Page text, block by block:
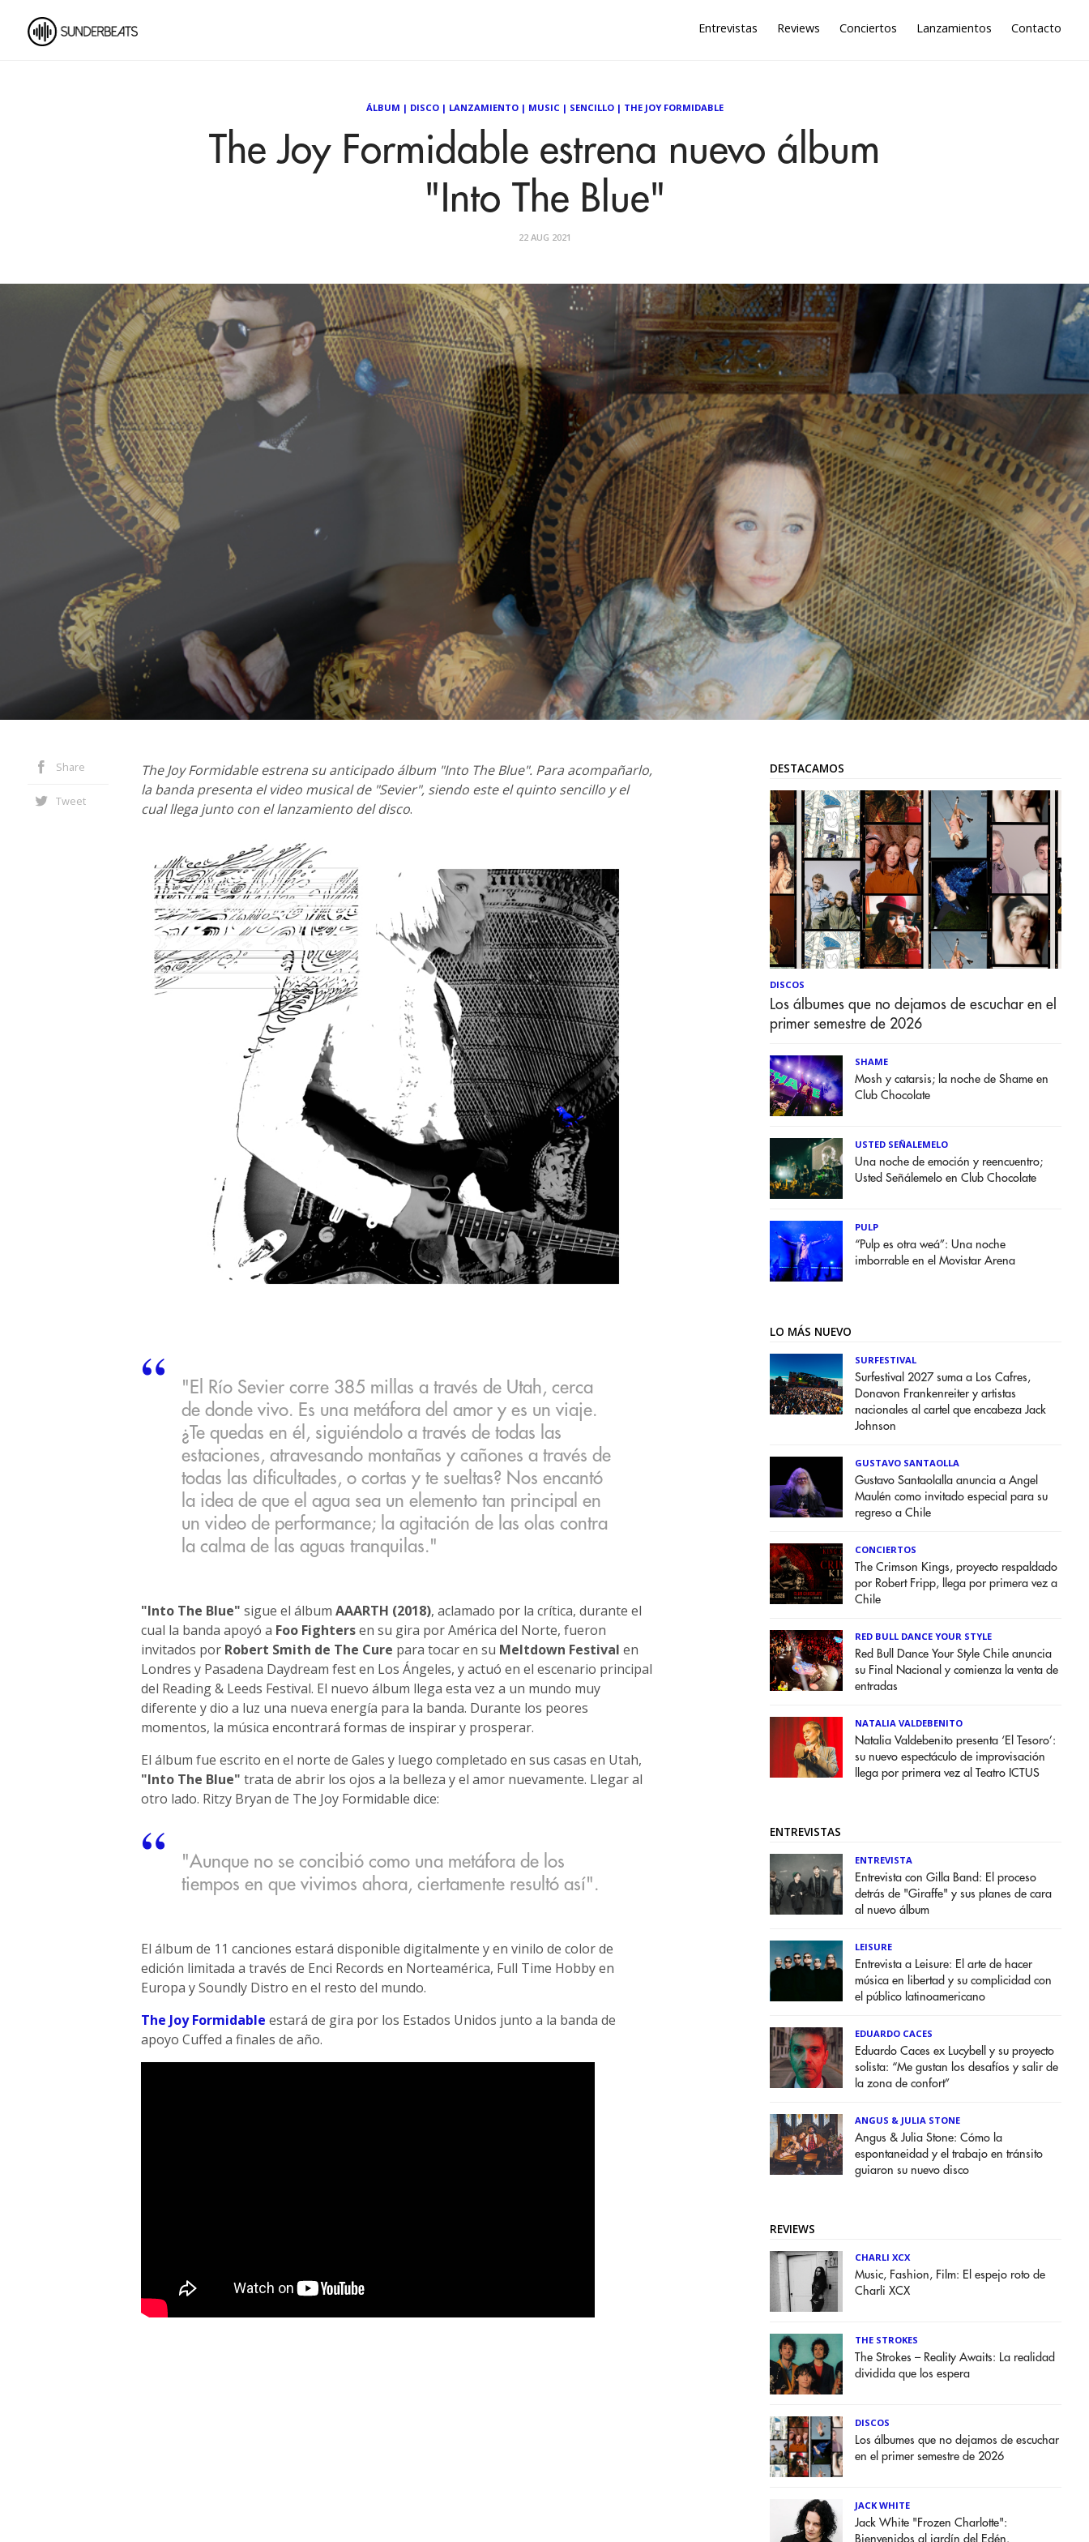
Entrevistas Reviews Conciertos Lanzamientos Contacto
ÁLBUM | DISCO| LANZAMIENTO| MUSIC| SENCILLO| THE JOY FORMIDABLE
The Joy Formidable estrena nuevo álbum
"Into The Blue"
22 AUG 2021
Share
Tweet
The Joy Formidable estrena su anticipado álbum "Into The Blue". Para acompañarlo,
la banda presenta el video musical de "Sevier", siendo este el quinto sencillo y el
cual llega junto con el lanzamiento del disco.
"El Río Sevier corre 385 millas a través de Utah, cerca
de donde vivo. Es una metáfora del amor y es un viaje.
¿Te quedas en él, siguiéndolo a través de todas las
estaciones, atravesando montañas y cañones a través de
todas las dificultades, o cortas y te sueltas? Nos encantó
la idea de que el agua sea un elemento tan principal en
un video de performance; la agitación de las olas contra
la calma de las aguas tranquilas."
"Into The Blue" sigue el álbum AAARTH (2018), aclamado por la crítica, durante el
cual la banda apoyó a Foo Fightersen su gira por América del Norte, fueron
invitados por Robert Smith de The Cure para tocar en su Meltdown Festival en
Londres y Pasadena Daydream fest en Los Ángeles, y actuó en el escenario principal
del Reading & Leeds Festival. El nuevo álbum llega esta vez a un mundo muy
diferente y dio a luz una nueva energía para la banda. Durante los peores
momentos, la música encontrará formas de inspirar y prosperar.
El álbum fue escrito en el norte de Gales y luego completado en sus casas en Utah,
"Into The Blue" trata de abrir los ojos a la belleza y el amor nuevamente. Llegar al
otro lado. Ritzy Bryan de The Joy Formidable dice:
"Aunque no se concibió como una metáfora de los
tiempos en que vivimos ahora, ciertamente resultó así".
El álbum de 11 canciones estará disponible digitalmente y en vinilo de color de
edición limitada a través de Enci Records en Norteamérica, Full Time Hobby en
Europa y Soundly Distro en el resto del mundo.
The Joy Formidable estará de gira por los Estados Unidos junto a la banda de
apoyo Cuffed a finales de año.
DESTACAMOS
DISCOS
Los álbumes que no dejamos de escuchar en el
primer semestre de 2026
SHAME
Mosh y catarsis; la noche de Shame en
Club Chocolate
USTED SEÑALEMELO
Una noche de emoción y reencuentro;
Usted Señálemelo en Club Chocolate
PULP
“Pulp es otra weá”: Una noche
imborrable en el Movistar Arena
LO MÁS NUEVO
SURFESTIVAL
Surfestival 2027 suma a Los Cafres,
Donavon Frankenreiter y artistas
nacionales al cartel que encabeza Jack
Johnson
GUSTAVO SANTAOLLA
Gustavo Santaolalla anuncia a Angel
Maulén como invitado especial para su
regreso a Chile
CONCIERTOS
The Crimson Kings, proyecto respaldado
por Robert Fripp, llega por primera vez a
Chile
RED BULL DANCE YOUR STYLE
Red Bull Dance Your Style Chile anuncia
su Final Nacional y comienza la venta de
entradas
NATALIA VALDEBENITO
Natalia Valdebenito presenta ‘El Tesoro’:
su nuevo espectáculo de improvisación
llega por primera vez al Teatro ICTUS
ENTREVISTAS
ENTREVISTA
Entrevista con Gilla Band: El proceso
detrás de "Giraffe" y sus planes de cara
al nuevo álbum
LEISURE
Entrevista a Leisure: El arte de hacer
música en libertad y su complicidad con
el público latinoamericano
EDUARDO CACES
Eduardo Caces ex Lucybell y su proyecto
solista: “Me gustan los desafíos y salir de
la zona de confort”
ANGUS & JULIA STONE
Angus & Julia Stone: Cómo la
espontaneidad y el trabajo en tránsito
guiaron su nuevo disco
REVIEWS
CHARLI XCX
Music, Fashion, Film: El espejo roto de
Charli XCX
THE STROKES
The Strokes – Reality Awaits: La realidad
dividida que los espera
DISCOS
Los álbumes que no dejamos de escuchar
en el primer semestre de 2026
JACK WHITE
Jack White "Frozen Charlotte":
Bienvenidos al jardín del Edén.